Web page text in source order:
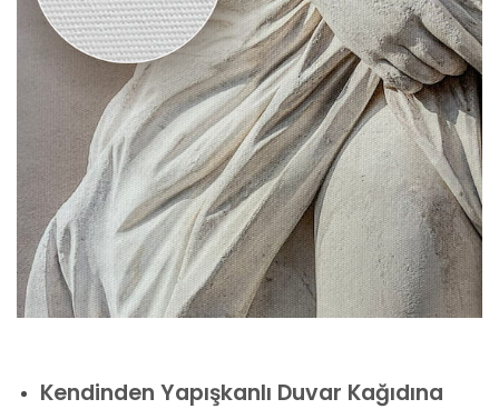
Kendinden Yapışkanlı Duvar Kağıdına